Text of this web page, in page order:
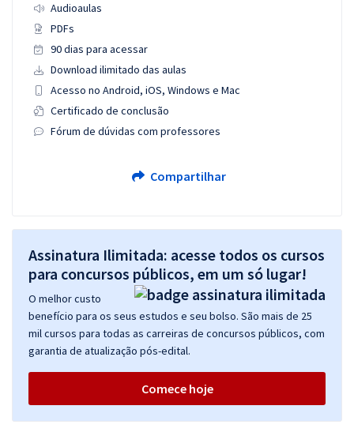
Audioaulas
PDFs
90 dias para acessar
Download ilimitado das aulas
Acesso no Android, iOS, Windows e Mac
Certificado de conclusão
Fórum de dúvidas com professores
Compartilhar
Assinatura Ilimitada: acesse todos os cursos
para concursos públicos, em um só lugar!
O melhor custo
benefício para os seus estudos e seu bolso. São mais de 25
mil cursos para todas as carreiras de concursos públicos, com
garantia de atualização pós-edital.
Comece hoje